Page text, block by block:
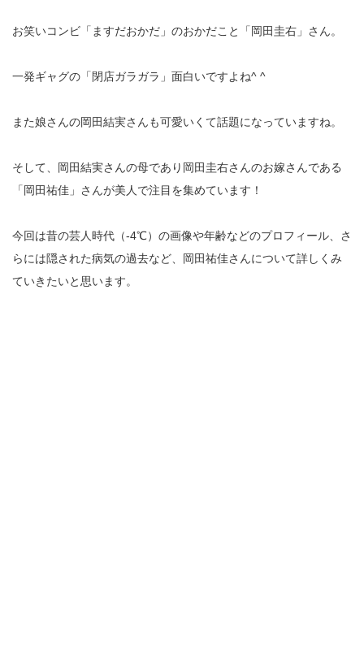
お笑いコンビ「ますだおかだ」のおかだこと「岡田圭右」さん。
一発ギャグの「閉店ガラガラ」面白いですよね^ ^
また娘さんの岡田結実さんも可愛いくて話題になっていますね。
そして、岡田結実さんの母であり岡田圭右さんのお嫁さんである
「岡田祐佳」さんが美人で注目を集めています！
今回は昔の芸人時代（-4℃）の画像や年齢などのプロフィール、さ
らには隠された病気の過去など、岡田祐佳さんについて詳しくみ
ていきたいと思います。